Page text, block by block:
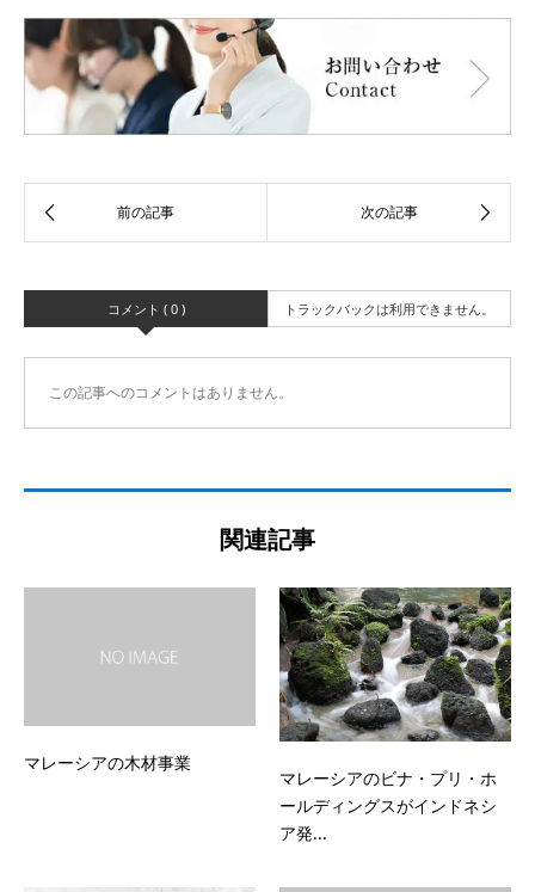
コメント ( 0 ) トラックバックは利用できません。
この記事へのコメントはありません。
関連記事
マレーシアの木材事業
マレーシアのビナ・プリ・ホ
ールディングスがインドネシ
ア発...